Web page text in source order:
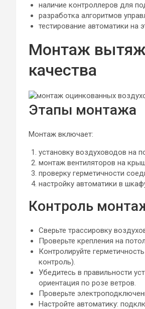
наличие контроллеров для
разработка алгоритмов
тестирование автоматики на
Монтаж
качества
Этапы монтажа
Монтаж включает:
установку воздуховодов на
монтаж вентиляторов на
проверку герметичности
настройку автоматики в
Контроль
Сверьте трассировку
Проверьте крепления на
Контролируйте
контроль).
Убедитесь в правильности
ориентация по розе ветров.
Проверьте
Настройте автоматику: